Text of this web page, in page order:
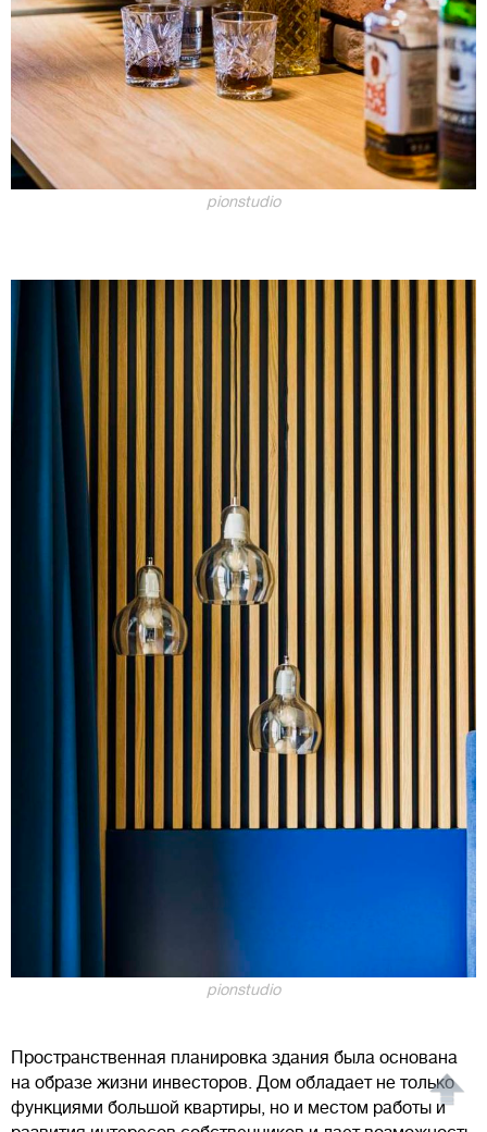
pionstudio
pionstudio
Пространственная планировка здания была основана
на образе жизни инвесторов. Дом обладает не только
функциями большой квартиры, но и местом работы и